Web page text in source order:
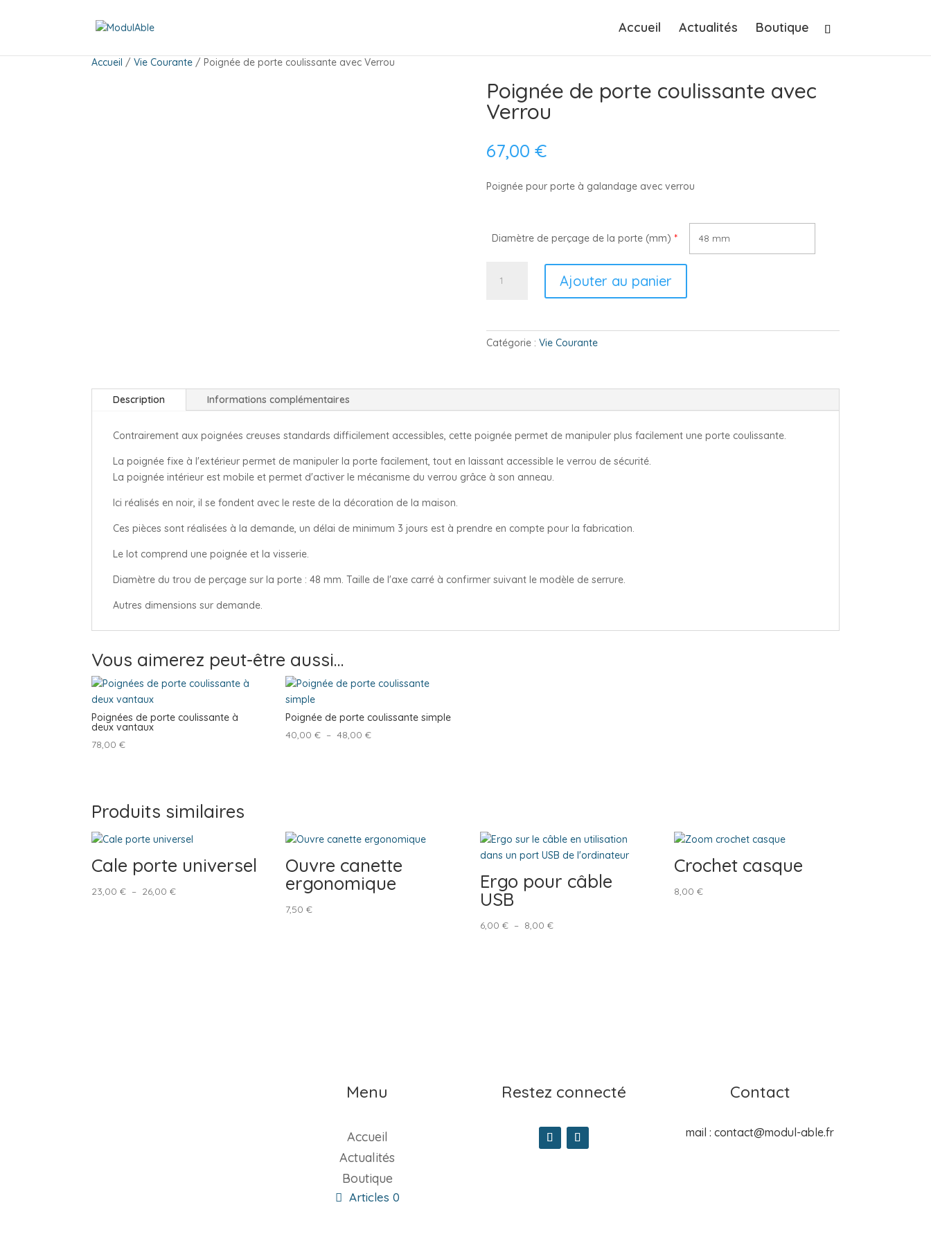
Accueil Actualités Boutique
Accueil / Vie Courante / Poignée de porte coulissante avec Verrou
Poignée de porte coulissante avec
Verrou
67,00 €
Poignée pour porte à galandage avec verrou
Diamètre de perçage de la porte (mm) *
porte
coulissante
Ajouter au panier
Catégorie : Vie Courante
Description Informations complémentaires
Contrairement aux poignées creuses standards difficilement accessibles, cette poignée permet de manipuler plus facilement une porte coulissante.
La poignée fixe à l'extérieur permet de manipuler la porte facilement, tout en laissant accessible le verrou de sécurité.
La poignée intérieur est mobile et permet d'activer le mécanisme du verrou grâce à son anneau.
Ici réalisés en noir, il se fondent avec le reste de la décoration de la maison.
Ces pièces sont réalisées à la demande, un délai de minimum 3 jours est à prendre en compte pour la fabrication.
Le lot comprend une poignée et la visserie.
Diamètre du trou de perçage sur la porte : 48 mm. Taille de l'axe carré à confirmer suivant le modèle de serrure.
Autres dimensions sur demande.
Vous aimerez peut-être aussi…
Poignées de porte coulissante à
deux vantaux
78,00 €
Poignée de porte coulissante simple
40,00€ – 48,00€Plage
Produits similaires
Cale porte universel
23,00 € – 26,00 €Plage
Ouvre canette
ergonomique
7,50€
Ergo pour câble
USB
6,00 € – 8,00 €Plage
Crochet casque
8,00 €
Menu
Accueil
Actualités
Boutique
Articles 0
Restez connecté Contact
mail :contact@modul-able.fr